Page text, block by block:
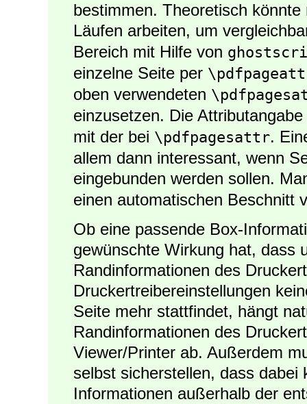
bestimmen. Theoretisch
Läufen arbeiten, um
Bereich mit Hilfe von
einzelne Seite per
oben verwendeten
einzusetzen. Die
mit der bei \pdfpagesattr.
allem dann interessant, wenn
eingebunden werden sollen.
einen automatischen Beschnitt
Ob eine passende Box-
gewünschte Wirkung hat, dass
Randinformationen des
Druckertreibereinstellungen
Seite mehr stattfindet, hängt
Randinformationen des
Viewer/Printer ab. Außerdem
selbst sicherstellen, dass dabei
Informationen außerhalb der